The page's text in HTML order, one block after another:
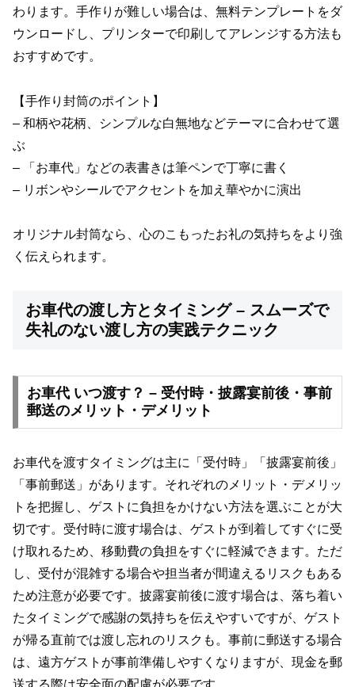
わります。手作りが難しい場合は、無料テンプレートをダ
ウンロードし、プリンターで印刷してアレンジする方法も
おすすめです。
【手作り封筒のポイント】
– 和柄や花柄、シンプルな白無地などテーマに合わせて選
ぶ
– 「お車代」などの表書きは筆ペンで丁寧に書く
– リボンやシールでアクセントを加え華やかに演出
オリジナル封筒なら、心のこもったお礼の気持ちをより強
く伝えられます。
お車代の渡し方とタイミング – スムーズで
失礼のない渡し方の実践テクニック
お車代 いつ渡す？ – 受付時・披露宴前後・事前
郵送のメリット・デメリット
お車代を渡すタイミングは主に「受付時」「披露宴前後」
「事前郵送」があります。それぞれのメリット・デメリッ
トを把握し、ゲストに負担をかけない方法を選ぶことが大
切です。受付時に渡す場合は、ゲストが到着してすぐに受
け取れるため、移動費の負担をすぐに軽減できます。ただ
し、受付が混雑する場合や担当者が間違えるリスクもある
ため注意が必要です。披露宴前後に渡す場合は、落ち着い
たタイミングで感謝の気持ちを伝えやすいですが、ゲスト
が帰る直前では渡し忘れのリスクも。事前に郵送する場合
は、遠方ゲストが事前準備しやすくなりますが、現金を郵